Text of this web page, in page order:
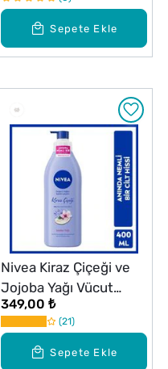
Sepete Ekle
Krem 50ml
Sepete Ekle
Nivea Kiraz Çiçeği ve
Jojoba Yağı Vücut
Losyonu 400 ml
Normal ve Kuru Ciltler
24 Saat Nemlendirme
349,00 ₺
21